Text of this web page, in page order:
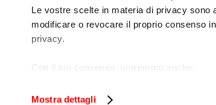
Le vostre scelte in materia di privacy sono
modificare o revocare il proprio consenso
privacy.
Con il tuo consenso, vorremmo anche:
Identificare il tuo dispositivo,
Mostra dettagli
Kook
apparatuur